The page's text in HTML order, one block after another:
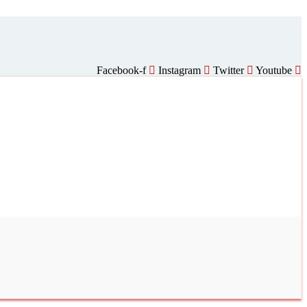
Facebook-f Instagram Twitter Youtube